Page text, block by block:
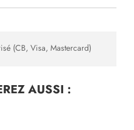
(CB, Visa, Mastercard)
AUSSI :